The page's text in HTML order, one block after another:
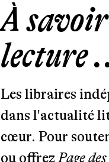
À
lecture
Les libraires
dans l'actualité
cœur. Pour
ou offrez Page